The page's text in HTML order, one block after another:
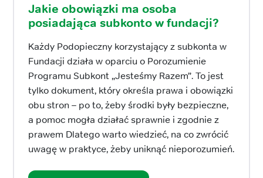
Jakie obowiązki ma osoba
posiadająca subkonto w fundacji?
Każdy Podopieczny korzystający z subkonta w
Fundacji działa w oparciu o Porozumienie
Programu Subkont „Jesteśmy Razem”. To jest
tylko dokument, który określa prawa i obowiązki
obu stron – po to, żeby środki były bezpieczne,
a pomoc mogła działać sprawnie i zgodnie z
prawem Dlatego warto wiedzieć, na co zwrócić
uwagę w praktyce, żeby uniknąć nieporozumień.